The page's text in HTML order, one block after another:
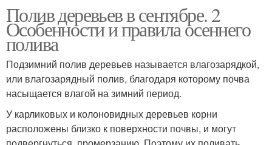
Полив деревьев в сентябре. 2
Особенности и правила осеннего
полива
Подзимний полив деревьев называется влагозарядкой,
или влагозарядный полив, благодаря которому почва
насыщается влагой на зимний период.
У карликовых и колоновидных деревьев корни
расположены близко к поверхности почвы, и могут